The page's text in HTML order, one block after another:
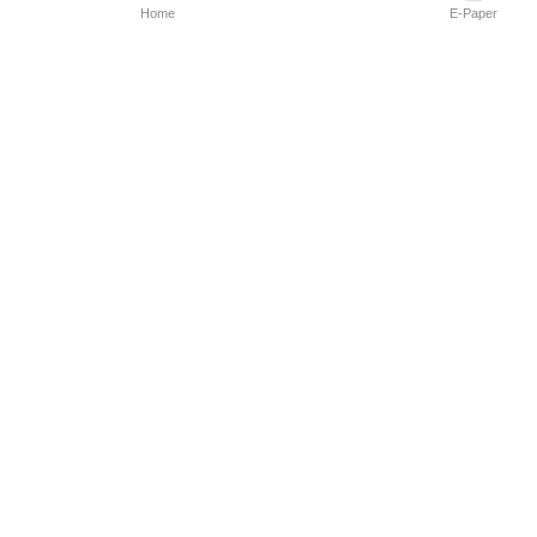
Home E-Paper